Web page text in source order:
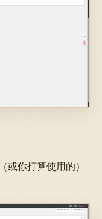
或你打算使用的）